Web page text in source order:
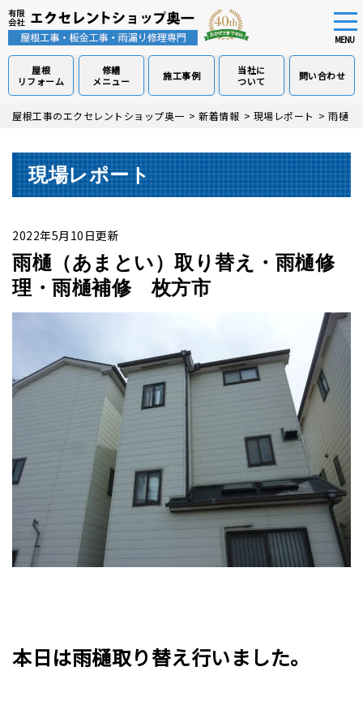
Skip
content
MENU
屋根
リフォーム
修繕
メニュー
施工事例
当社に
ついて
問い合わせ
屋根工事のエクセレントショップ奥一 > 新着情報 > 現場レポート > 雨樋（
現場レポート
2022年5月10日更新
雨樋（あまとい）取り替え・雨樋修
理・雨樋補修 枚方市
本日は雨樋取り替え行いました。